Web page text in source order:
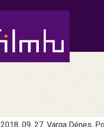
2018. 09. 27. Varga Dénes,